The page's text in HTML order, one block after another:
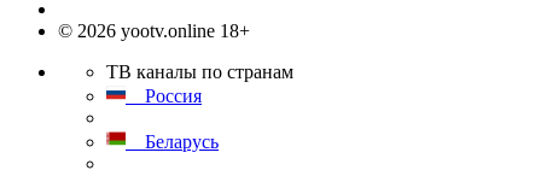
© 2026 yootv.online 18+
ТВ каналы по странам
Россия
Беларусь